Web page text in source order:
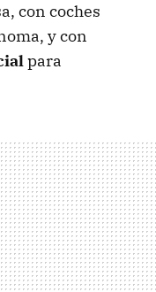
con coches
y con
para